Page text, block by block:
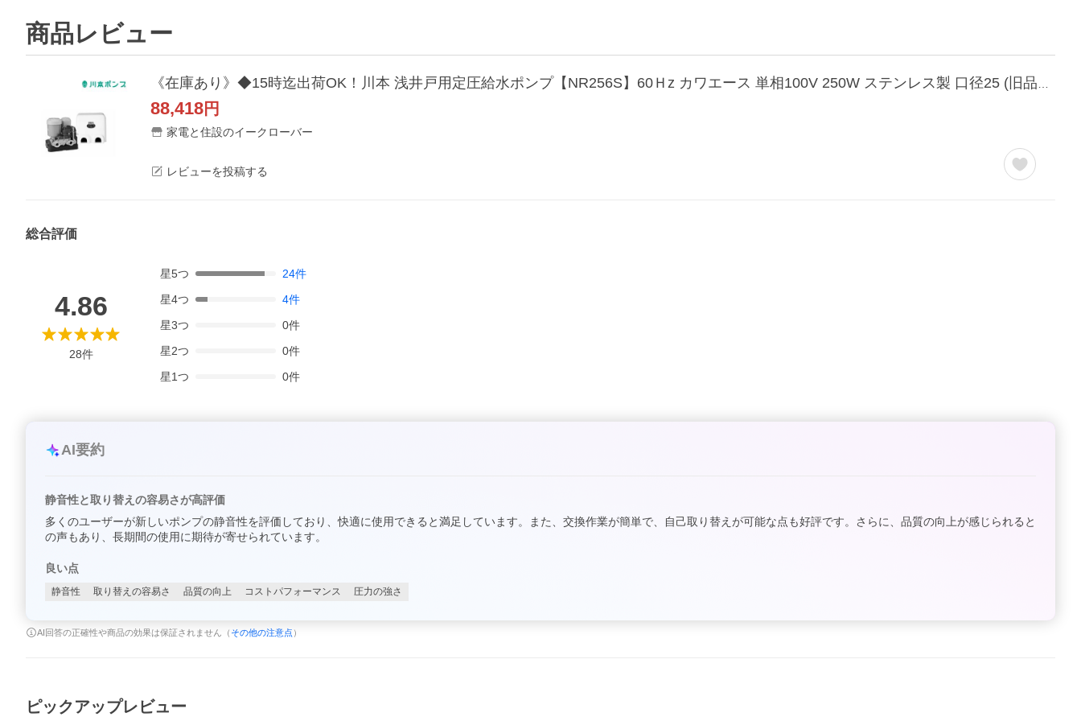
商品レビュー
88,418円
家電と住設のイークローバー
レビューを投稿する
総合評価
4.86
28件
星5つ 24件
星4つ 4件
星3つ 0件
星2つ 0件
星1つ 0件
AI要約
静音性と取り替えの容易さが高評価
多くのユーザーが新しいポンプの静音性を評価しており、快適に使用できると満足しています。また、交換作業が簡単で、自己取り替えが可能な点も好評です。さらに、品質の向上が感じられると
の声もあり、長期間の使用に期待が寄せられています。
良い点
静音性 取り替えの容易さ 品質の向上 コストパフォーマンス 圧力の強さ
AI回答の正確性や商品の効果は保証されません（ その他の注意点 ）
ピックアップレビュー